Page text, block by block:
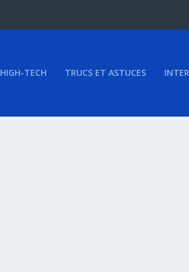
HIGH-TECH TRUCS ET ASTUCES